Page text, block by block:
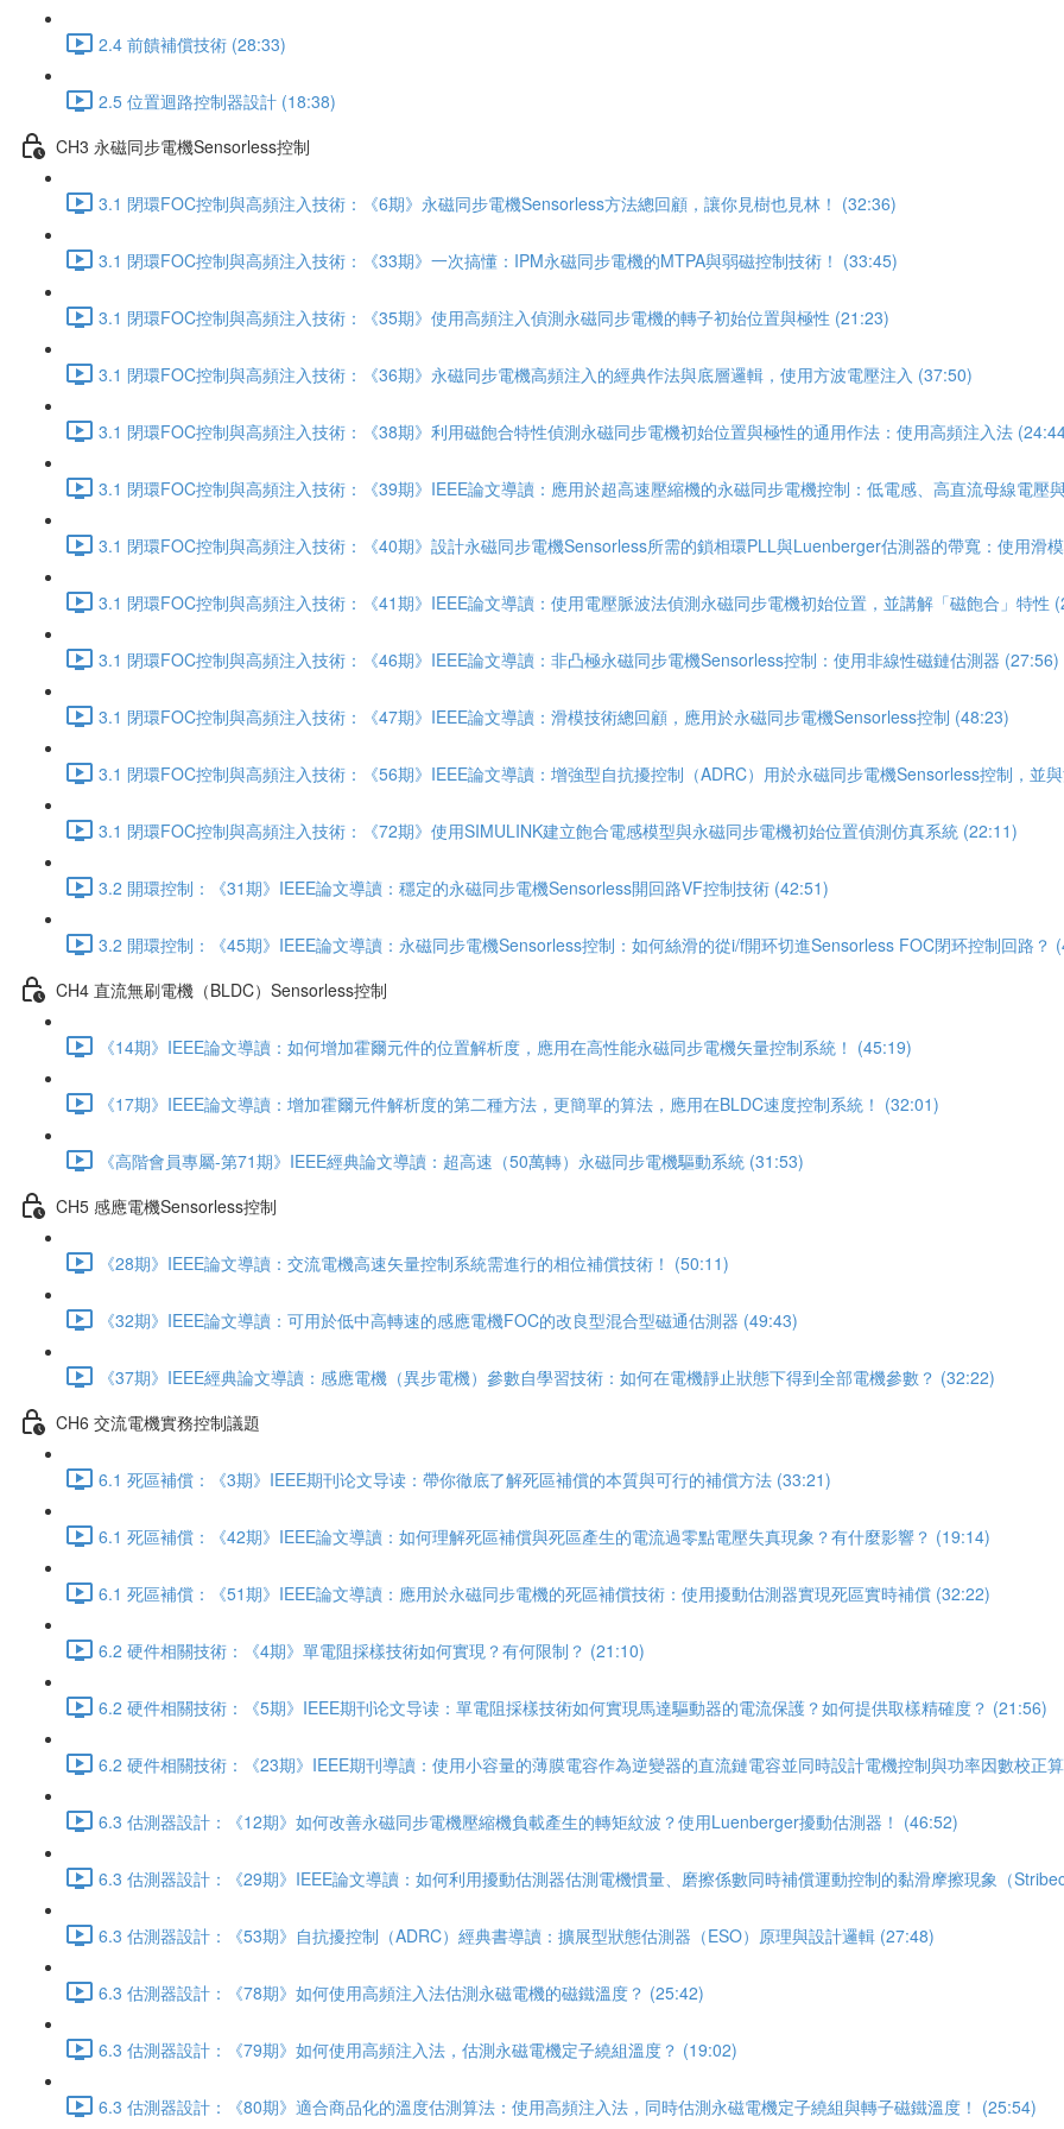
2.4 前饋補償技術 (28:33)
2.5 位置迴路控制器設計 (18:38)
CH3 永磁同步電機Sensorless控制
3.1 閉環FOC控制與高頻注入技術：《6期》永磁同步電機Sensorless方法總回顧，讓你見樹也見林！ (32:36)
3.1 閉環FOC控制與高頻注入技術：《33期》一次搞懂：IPM永磁同步電機的MTPA與弱磁控制技術！ (33:45)
3.1 閉環FOC控制與高頻注入技術：《35期》使用高頻注入偵測永磁同步電機的轉子初始位置與極性 (21:23)
3.1 閉環FOC控制與高頻注入技術：《36期》永磁同步電機高頻注入的經典作法與底層邏輯，使用方波電壓注入 (37:50)
3.1 閉環FOC控制與高頻注入技術：《38期》利用磁飽合特性偵測永磁同步電機初始位置與極性的通用作法：使用高頻注入法
3.1 閉環FOC控制與高頻注入技術：《39期》IEEE論文導讀：應用於超高速壓縮機的永磁同步電機控制：低電感、高直流母線電壓
3.1 閉環FOC控制與高頻注入技術：《40期》設計永磁同步電機Sensorless所需的鎖相環PLL與Luenberger估測器的帶寬：使用滑
3.1 閉環FOC控制與高頻注入技術：《41期》IEEE論文導讀：使用電壓脈波法偵測永磁同步電機初始位置，並講解「磁飽合」特性
3.1 閉環FOC控制與高頻注入技術：《46期》IEEE論文導讀：非凸極永磁同步電機Sensorless控制：使用非線性磁鏈估測器 (27:56)
3.1 閉環FOC控制與高頻注入技術：《47期》IEEE論文導讀：滑模技術總回顧，應用於永磁同步電機Sensorless控制 (48:23)
3.1 閉環FOC控制與高頻注入技術：《56期》IEEE論文導讀：增強型自抗擾控制（ADRC）用於永磁同步電機Sensorless控制，並
3.1 閉環FOC控制與高頻注入技術：《72期》使用SIMULINK建立飽合電感模型與永磁同步電機初始位置偵測仿真系統 (22:11)
3.2 開環控制：《31期》IEEE論文導讀：穩定的永磁同步電機Sensorless開回路VF控制技術 (42:51)
3.2 開環控制：《45期》IEEE論文導讀：永磁同步電機Sensorless控制：如何絲滑的從i/f開环切進Sensorless FOC閉环控制回路？
CH4 直流無刷電機（BLDC）Sensorless控制
《14期》IEEE論文導讀：如何增加霍爾元件的位置解析度，應用在高性能永磁同步電機矢量控制系統！ (45:19)
《17期》IEEE論文導讀：增加霍爾元件解析度的第二種方法，更簡單的算法，應用在BLDC速度控制系統！ (32:01)
《高階會員專屬-第71期》IEEE經典論文導讀：超高速（50萬轉）永磁同步電機驅動系統 (31:53)
CH5 感應電機Sensorless控制
《28期》IEEE論文導讀：交流電機高速矢量控制系統需進行的相位補償技術！ (50:11)
《32期》IEEE論文導讀：可用於低中高轉速的感應電機FOC的改良型混合型磁通估測器 (49:43)
《37期》IEEE經典論文導讀：感應電機（異步電機）參數自學習技術：如何在電機靜止狀態下得到全部電機參數？ (32:22)
CH6 交流電機實務控制議題
6.1 死區補償：《3期》IEEE期刊论文导读：帶你徹底了解死區補償的本質與可行的補償方法 (33:21)
6.1 死區補償：《42期》IEEE論文導讀：如何理解死區補償與死區產生的電流過零點電壓失真現象？有什麼影響？ (19:14)
6.1 死區補償：《51期》IEEE論文導讀：應用於永磁同步電機的死區補償技術：使用擾動估測器實現死區實時補償 (32:22)
6.2 硬件相關技術：《4期》單電阻採樣技術如何實現？有何限制？ (21:10)
6.2 硬件相關技術：《5期》IEEE期刊论文导读：單電阻採樣技術如何實現馬達驅動器的電流保護？如何提供取樣精確度？ (21:56)
6.2 硬件相關技術：《23期》IEEE期刊導讀：使用小容量的薄膜電容作為逆變器的直流鏈電容並同時設計電機控制與功率因數校正
6.3 估測器設計：《12期》如何改善永磁同步電機壓縮機負載產生的轉矩紋波？使用Luenberger擾動估測器！ (46:52)
6.3 估測器設計：《29期》IEEE論文導讀：如何利用擾動估測器估測電機慣量、磨擦係數同時補償運動控制的黏滑摩擦現象（
6.3 估測器設計：《53期》自抗擾控制（ADRC）經典書導讀：擴展型狀態估測器（ESO）原理與設計邏輯 (27:48)
6.3 估測器設計：《78期》如何使用高頻注入法估測永磁電機的磁鐵溫度？ (25:42)
6.3 估測器設計：《79期》如何使用高頻注入法，估測永磁電機定子繞組溫度？ (19:02)
6.3 估測器設計：《80期》適合商品化的溫度估測算法：使用高頻注入法，同時估測永磁電機定子繞組與轉子磁鐵溫度！ (25:54)